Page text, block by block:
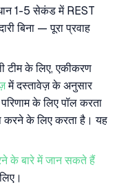
1-5 सेकंड में REST
बिना — पूरा प्रवाह
टीम के लिए, एकीकरण
में दस्तावेज़ के अनुसार
के लिए पॉल करता
करने के लिए करता है। यह
के बारे में जान सकते हैं